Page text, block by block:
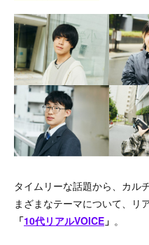
タイムリーな話題から、カル
まざまなテーマについて、リ
「10代リアルVOICE 」 。